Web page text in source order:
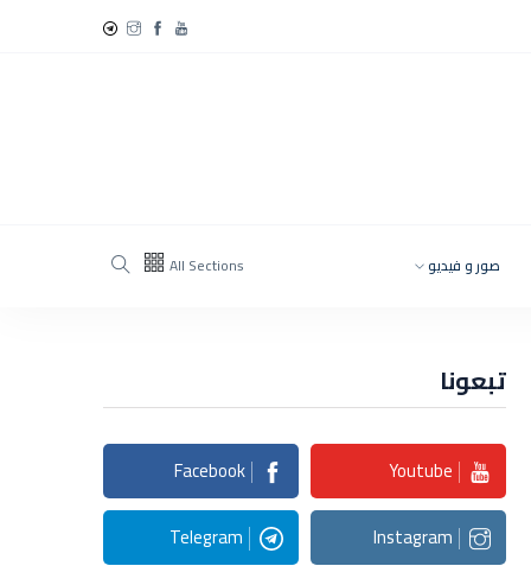
All Sections صور و فيديو
تبعونا
Youtube
Facebook
Instagram
Telegram